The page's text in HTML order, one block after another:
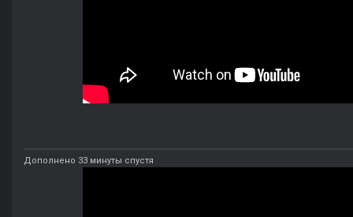
Дополнено 33 минуты спустя